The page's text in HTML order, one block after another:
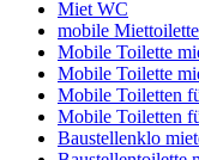
Miet WC
mobile
Mobile Toilette
Mobile Toilette
Mobile Toiletten
Mobile Toiletten
Baustellenklo